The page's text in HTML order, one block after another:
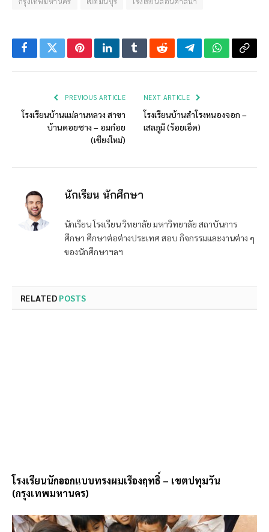
FacebookTwitterPinterestLinkedInTumblrRedditTelegramWhatsApp
Copy
PREVIOUS ARTICLE
โรงเรียนบ้านแม่ลานหลวง สาขา
บ้านดอยซาง – อมก๋อย
(เชียงใหม่)
NEXT ARTICLE
โรงเรียนบ้านสำโรงหนองจอก –
เสลภูมิ (ร้อยเอ็ด)
นักเรียน นักศึกษา
นักเรียน โรงเรียน วิทยาลัย มหาวิทยาลัย สถาบันการ
ศึกษา ศึกษาต่อต่างประเทศ สอบ กิจกรรมและงานต่าง ๆ
ของนักศึกษาฯลฯ
RELATED POSTS
โรงเรียนนักออกแบบทรงผมเรืองฤทธิ์ – เขตปทุมวัน
(กรุงเทพมหานคร)